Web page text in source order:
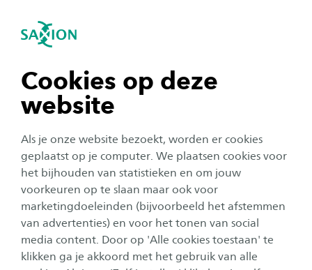
Cookies op deze
website
Als je onze website bezoekt, worden er cookies
geplaatst op je computer. We plaatsen cookies voor
het bijhouden van statistieken en om jouw
voorkeuren op te slaan maar ook voor
marketingdoeleinden (bijvoorbeeld het afstemmen
van advertenties) en voor het tonen van social
media content. Door op 'Alle cookies toestaan' te
klikken ga je akkoord met het gebruik van alle
Navigatie openen
tonen
tonen
tonen
tonen
sluiten
Symen van der Zee
Symen van der Zee
Lees meer over het lectoraatVernieuwend Onderwijs